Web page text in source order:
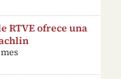
RTVE ofrece una